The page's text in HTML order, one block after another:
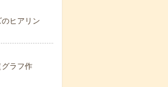
ヒアリン
ラフ作